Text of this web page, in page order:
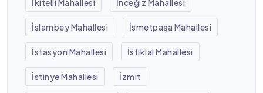
İslambey Mahallesi İsmetpaşa Mahallesi
İstasyon Mahallesi İstiklal Mahallesi
İstinye Mahallesi İzmit